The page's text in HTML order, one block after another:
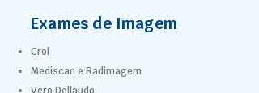
Exames de Imagem
Crol
Mediscan e Radimagem